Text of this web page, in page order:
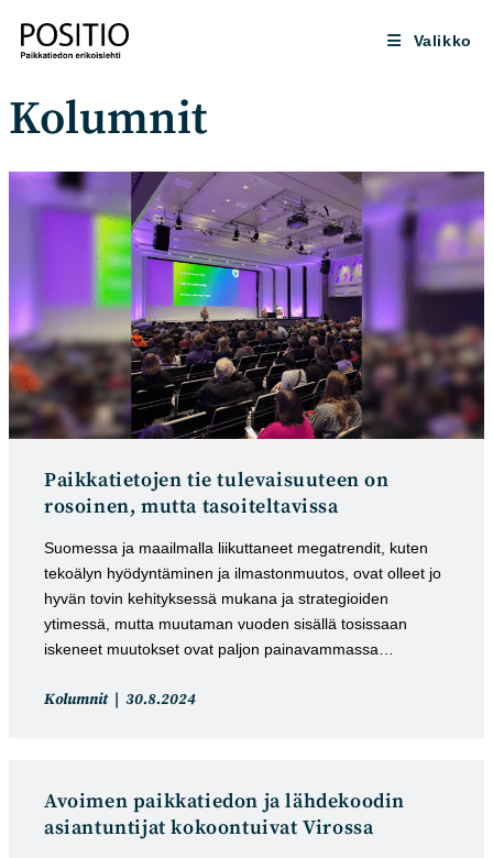
suoraan
sisältöön
Valikko
Kolumnit
Paikkatietojen tie tulevaisuuteen on
rosoinen, mutta tasoiteltavissa
Suomessa ja maailmalla liikuttaneet megatrendit, kuten
tekoälyn hyödyntäminen ja ilmastonmuutos, ovat olleet jo
hyvän tovin kehityksessä mukana ja strategioiden
ytimessä, mutta muutaman vuoden sisällä tosissaan
iskeneet muutokset ovat paljon painavammassa…
Artikkelin
Kolumnit
Artikkeli
30.8.2024
Avoimen paikkatiedon ja lähdekoodin
asiantuntijat kokoontuivat Virossa